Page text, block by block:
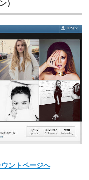
）
ントページへ